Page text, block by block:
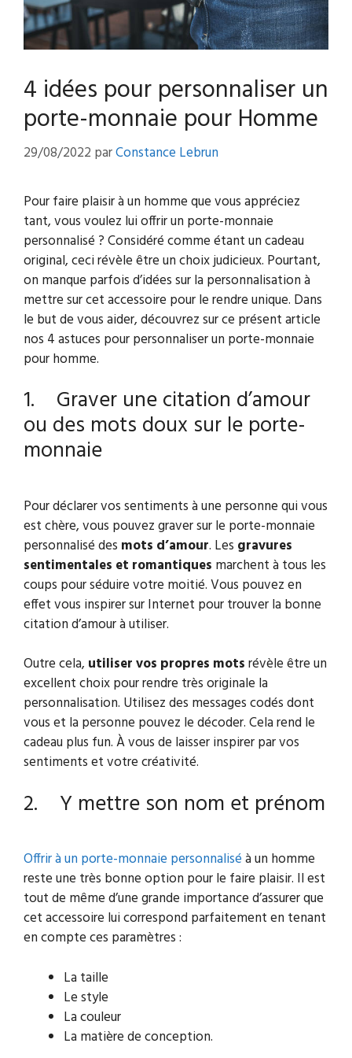
4 idées pour personnaliser un
porte-monnaie pour Homme
29/08/2022 parConstance Lebrun
Pour faire plaisir à un homme que vous appréciez
tant, vous voulez lui offrir un porte-monnaie
personnalisé ? Considéré comme étant un cadeau
original, ceci révèle être un choix judicieux. Pourtant,
on manque parfois d’idées sur la personnalisation à
mettre sur cet accessoire pour le rendre unique. Dans
le but de vous aider, découvrez sur ce présent article
nos 4 astuces pour personnaliser un porte-monnaie
pour homme.
1. Graver une citation d’amour
ou des mots doux sur le porte-
monnaie
Pour déclarer vos sentiments à une personne qui vous
est chère, vous pouvez graver sur le porte-monnaie
personnalisé des mots d’amour. Les gravures
sentimentales et romantiques marchent à tous les
coups pour séduire votre moitié. Vous pouvez en
effet vous inspirer sur Internet pour trouver la bonne
citation d’amour à utiliser.
Outre cela, utiliser vos propres motsrévèle être un
excellent choix pour rendre très originale la
personnalisation. Utilisez des messages codés dont
vous et la personne pouvez le décoder. Cela rend le
cadeau plus fun. À vous de laisser inspirer par vos
sentiments et votre créativité.
2. Y mettre son nom et prénom
Offrir à un porte-monnaie personnaliséà un homme
reste une très bonne option pour le faire plaisir. Il est
tout de même d’une grande importance d’assurer que
cet accessoire lui correspond parfaitement en tenant
en compte ces paramètres :
La taille
Le style
La couleur
La matière de conception.